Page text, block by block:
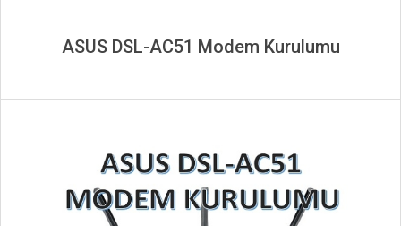
ASUS DSL-AC51 Modem Kurulumu